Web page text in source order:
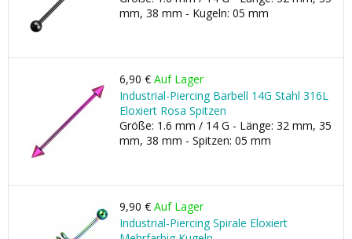
mm, 38 mm - Kugeln: 05 mm
6,90 € Auf Lager
Industrial-Piercing Barbell 14G Stahl 316L
Eloxiert Rosa Spitzen
Größe: 1.6 mm / 14 G - Länge: 32 mm, 35
mm, 38 mm - Spitzen: 05 mm
9,90 € Auf Lager
Industrial-Piercing Spirale Eloxiert